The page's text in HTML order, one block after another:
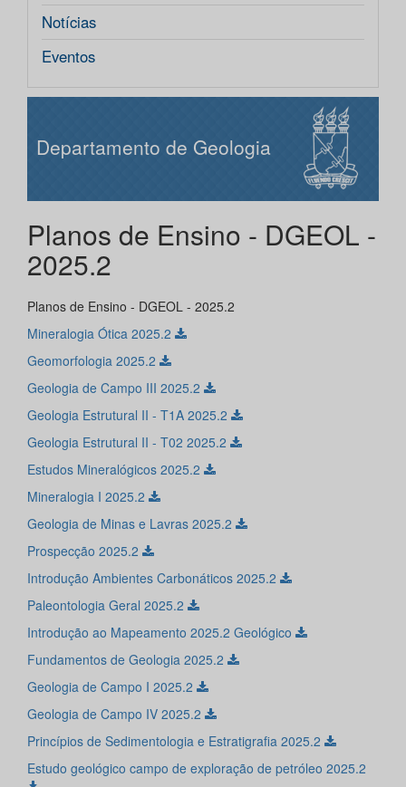
Notícias
Eventos
Departamento de Geologia
Planos de Ensino - DGEOL -
2025.2
Planos de Ensino - DGEOL - 2025.2
Mineralogia Ótica 2025.2
Geomorfologia 2025.2
Geologia de Campo III 2025.2
Geologia Estrutural II - T1A 2025.2
Geologia Estrutural II - T02 2025.2
Estudos Mineralógicos 2025.2
Mineralogia I 2025.2
Geologia de Minas e Lavras 2025.2
Prospecção 2025.2
Introdução Ambientes Carbonáticos 2025.2
Paleontologia Geral 2025.2
Introdução ao Mapeamento 2025.2 Geológico
Fundamentos de Geologia 2025.2
Geologia de Campo I 2025.2
Geologia de Campo IV 2025.2
Princípios de Sedimentologia e Estratigrafia 2025.2
Estudo geológico campo de exploração de petróleo 2025.2